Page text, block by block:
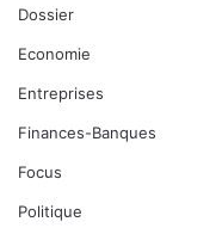
Dossier
Economie
Entreprises
Finances-Banques
Focus
Politique